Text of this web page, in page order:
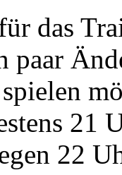
das
paar
21
22